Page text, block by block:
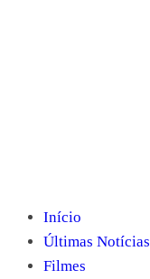
Início
Últimas Notícias
Filmes